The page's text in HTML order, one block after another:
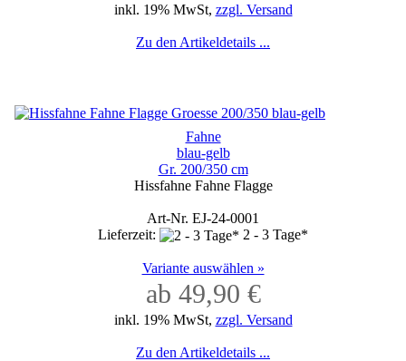
inkl. 19% MwSt, zzgl. Versand
Zu den Artikeldetails ...
Fahne
blau-gelb
Gr. 200/350 cm
Hissfahne Fahne Flagge
Art-Nr. EJ-24-0001
Lieferzeit:
2 - 3 Tage*
Variante auswählen »
ab 49,90 €
inkl. 19% MwSt, zzgl. Versand
Zu den Artikeldetails ...